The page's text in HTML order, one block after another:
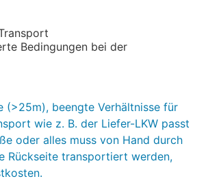
Bedingungen bei der
(>25m), beengte Verhältnisse für
wie z. B. der Liefer-LKW passt
oder alles muss von Hand durch
Rückseite transportiert werden,